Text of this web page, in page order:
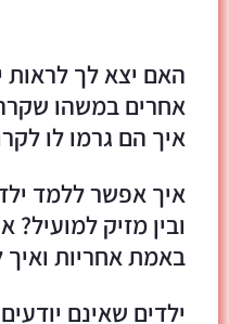
האם יצא לך לראות
אחרים במשהו
איך הם גרמו לו
איך אפשר ללמד
ובין מזיק
באמת אחריות ואיך
ילדים שאינם